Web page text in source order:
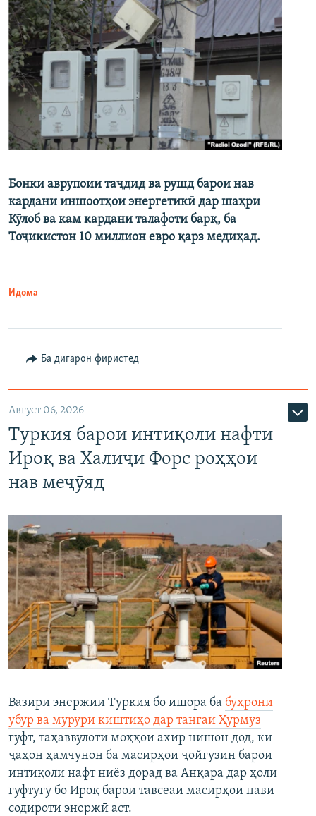
Бонки аврупоии таҷдид ва рушд барои нав
кардани иншоотҳои энергетикӣ дар шаҳри
Кӯлоб ва кам кардани талафоти барқ, ба
Тоҷикистон 10 миллион евро қарз медиҳад.
Идома
Ба дигарон фиристед
Август 06, 2026
Туркия барои интиқоли нафти
Ироқ ва Халиҷи Форс роҳҳои
нав меҷӯяд
Вазири энержии Туркия бо ишора ба бӯҳрони
убур ва мурури киштиҳо дар тангаи Ҳурмуз
гуфт, таҳаввулоти моҳҳои ахир нишон дод, ки
ҷаҳон ҳамчунон ба масирҳои ҷойгузин барои
интиқоли нафт ниёз дорад ва Анқара дар ҳоли
гуфтугӯ бо Ироқ барои тавсеаи масирҳои нави
содироти энержӣ аст.